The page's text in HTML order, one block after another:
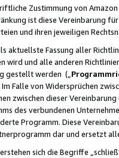
Zustimmung von
ist diese Vereinbarung
und ihren jeweiligen
aktuellste Fassung aller
wird und alle anderen
gestellt werden („
Falle von Widersprüchen
zwischen dieser
des verbundenen
Programm. Diese
dar und ersetzt
sich die Begriffe